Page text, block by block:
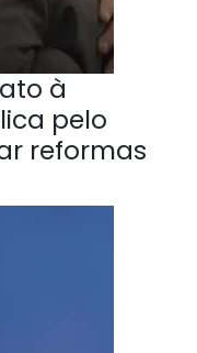
à
pelo
reformas